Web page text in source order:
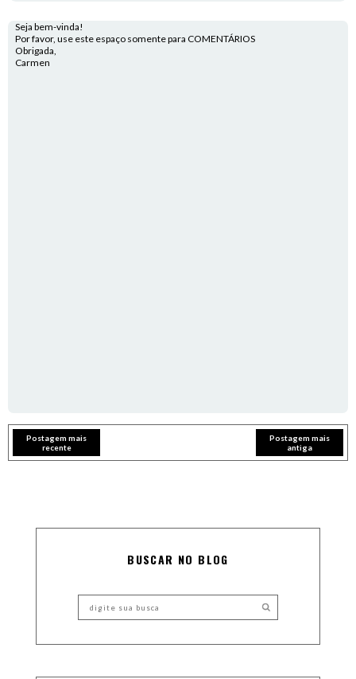
Seja bem-vinda!
Por favor, use este espaço somente para COMENTÁRIOS
Obrigada,
Carmen
Postagem mais
recente
Postagem mais
antiga
BUSCAR NO BLOG